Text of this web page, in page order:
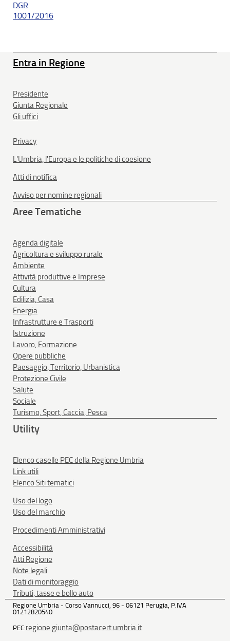
DGR
1001/2016
Entra in Regione
Presidente
Giunta Regionale
Gli uffici
Privacy
L'Umbria, l'Europa e le politiche di coesione
Atti di notifica
Avviso per nomine regionali
Aree Tematiche
Agenda digitale
Agricoltura e sviluppo rurale
Ambiente
Attività produttive e Imprese
Cultura
Edilizia, Casa
Energia
Infrastrutture e Trasporti
Istruzione
Lavoro, Formazione
Opere pubbliche
Paesaggio, Territorio, Urbanistica
Protezione Civile
Salute
Sociale
Turismo, Sport, Caccia, Pesca
Utility
Elenco caselle PEC della Regione Umbria
Link utili
Elenco Siti tematici
Uso del logo
Uso del marchio
Procedimenti Amministrativi
Accessibilità
Atti Regione
Note legali
Dati di monitoraggio
Tributi, tasse e bollo auto
Regione Umbria - Corso Vannucci, 96 - 06121 Perugia, P.IVA
01212820540
PEC:regione.giunta@postacert.umbria.it